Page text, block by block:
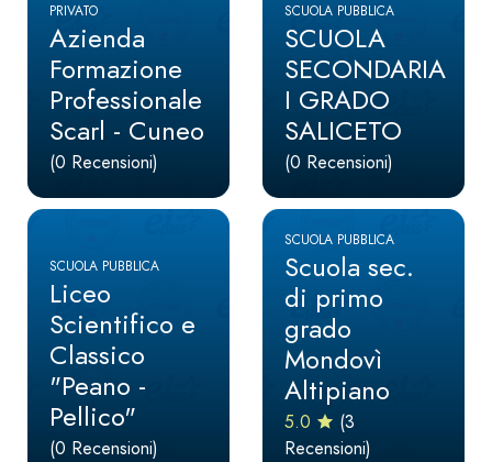
PRIVATO
Azienda
Formazione
Professionale
Scarl - Cuneo
(0 Recensioni)
SCUOLA PUBBLICA
SCUOLA
SECONDARIA
I GRADO
SALICETO
(0 Recensioni)
SCUOLA PUBBLICA
Liceo
Scientifico e
Classico
"Peano -
Pellico"
(0 Recensioni)
SCUOLA PUBBLICA
Scuola sec.
di primo
grado
Mondovì
Altipiano
5.0
(3
Recensioni)